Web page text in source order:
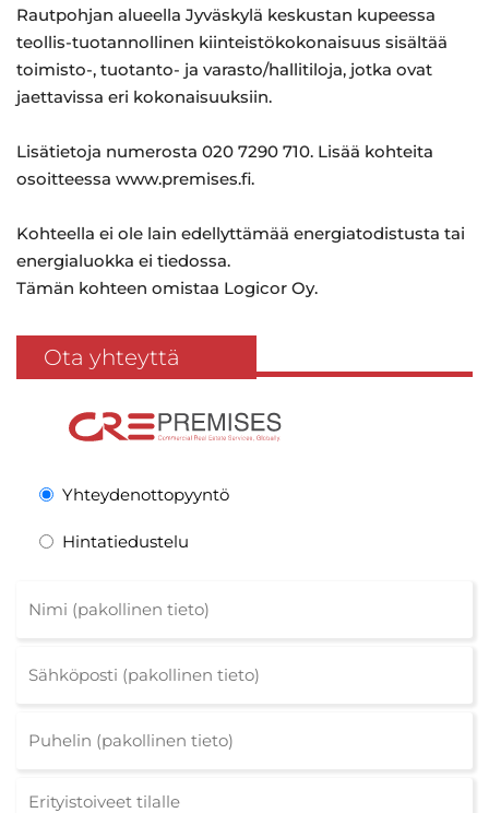
Rautpohjan alueella Jyväskylä keskustan kupeessa
teollis-tuotannollinen kiinteistökokonaisuus sisältää
toimisto-, tuotanto- ja varasto/hallitiloja, jotka ovat
jaettavissa eri kokonaisuuksiin.
Lisätietoja numerosta 020 7290 710. Lisää kohteita
osoitteessa www.premises.fi.
Kohteella ei ole lain edellyttämää energiatodistusta tai
energialuokka ei tiedossa.
Tämän kohteen omistaa Logicor Oy.
Ota yhteyttä
Yhteydenottopyyntö
Hintatiedustelu